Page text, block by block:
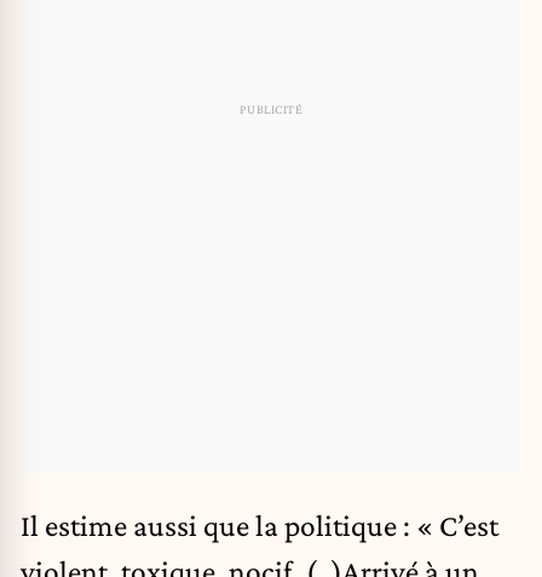
Il estime aussi que la politique : « C’est